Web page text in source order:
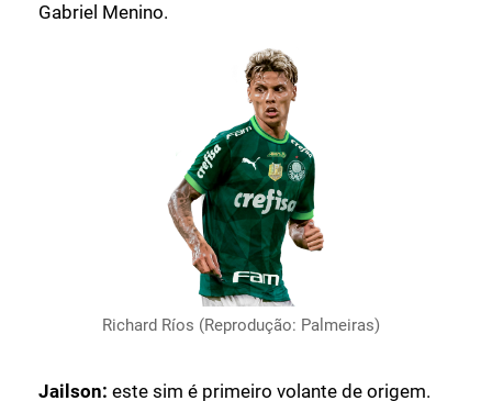
Gabriel Menino.
Richard Ríos (Reprodução: Palmeiras)
Jailson: este sim é primeiro volante de origem.